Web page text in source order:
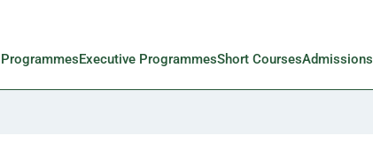
Executive ProgrammesShort CoursesAdmissions